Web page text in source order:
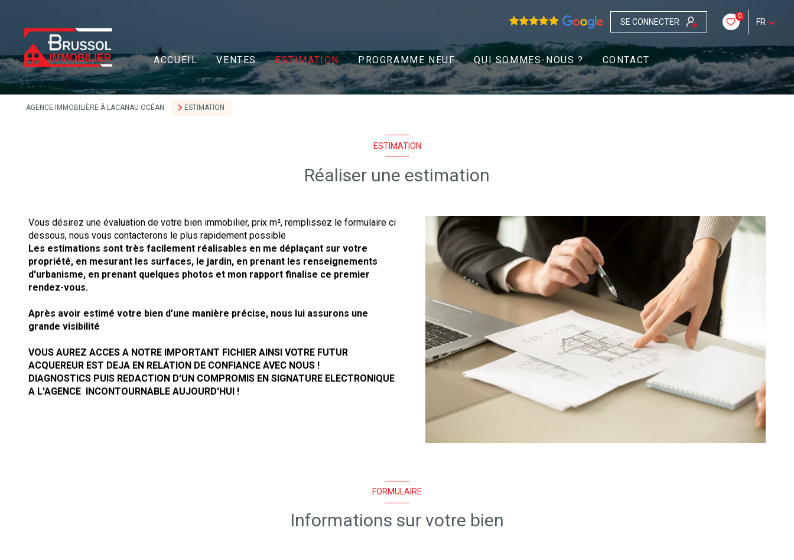
SE CONNECTER
0
FR
ACCUEIL VENTES ESTIMATION PROGRAMME NEUF QUI SOMMES-NOUS ? CONTACT
AGENCE IMMOBILIÈRE À LACANAU OCÉAN ESTIMATION
ESTIMATION
Réaliser une estimation
Vous désirez une évaluation de votre bien immobilier, prix m², remplissez le formulaire ci
dessous, nous vous contacterons le plus rapidement possible
Les estimations sont très facilement réalisables en me déplaçant sur votre
propriété, en mesurant les surfaces, le jardin, en prenant les renseignements
d'urbanisme, en prenant quelques photos et mon rapport finalise ce premier
rendez-vous.
Après avoir estimé votre bien d’une manière précise, nous lui assurons une
grande visibilité
VOUS AUREZ ACCES A NOTRE IMPORTANT FICHIER AINSI VOTRE FUTUR
ACQUEREUR EST DEJA EN RELATION DE CONFIANCE AVEC NOUS !
DIAGNOSTICS PUIS REDACTION D'UN COMPROMIS EN SIGNATURE ELECTRONIQUE
A L'AGENCE INCONTOURNABLE AUJOURD'HUI !
FORMULAIRE
Informations sur votre bien